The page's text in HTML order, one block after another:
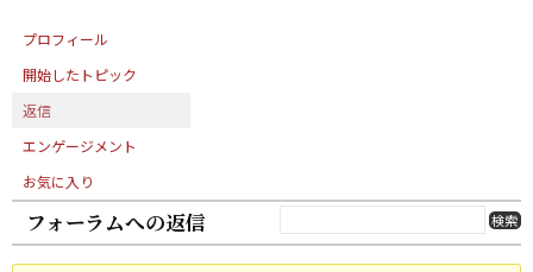
プロフィール
開始したトピック
返信
エンゲージメント
お気に入り
フォーラムへの返信